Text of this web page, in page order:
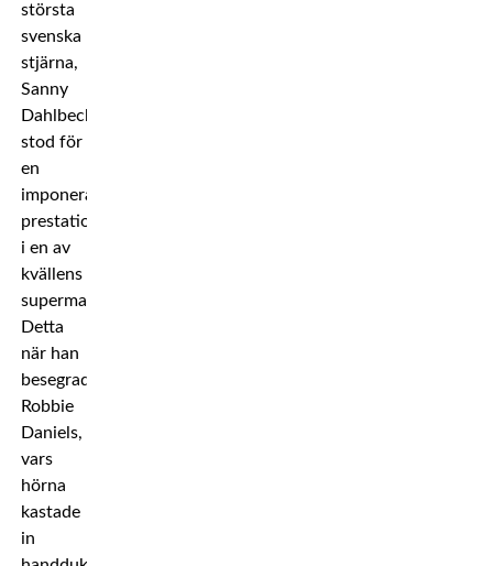
största
svenska
stjärna,
Sanny
Dahlbeck,
stod för
en
imponerande
prestation
i en av
kvällens
supermatcher.
Detta
när han
besegrade
Robbie
Daniels,
vars
hörna
kastade
in